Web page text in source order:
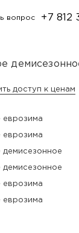
вопрос +7 812
доступ к ценам